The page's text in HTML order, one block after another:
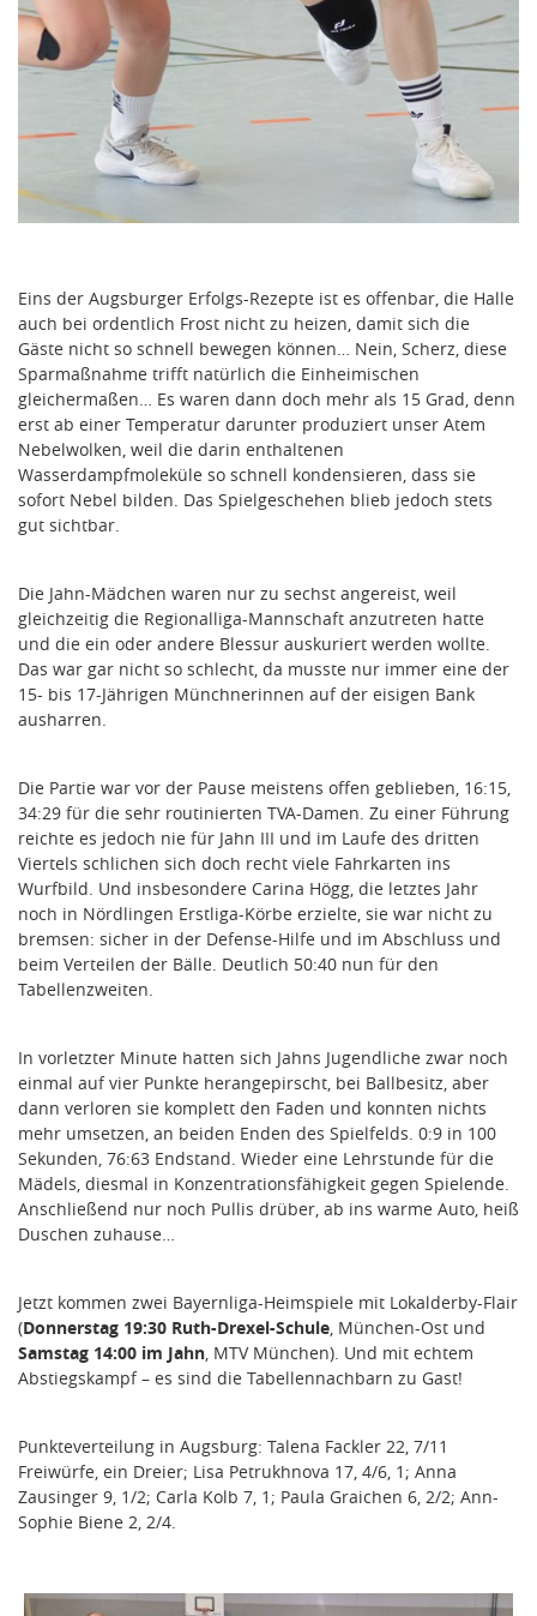
Eins der Augsburger Erfolgs-Rezepte ist es offenbar, die Halle
auch bei ordentlich Frost nicht zu heizen, damit sich die
Gäste nicht so schnell bewegen können… Nein, Scherz, diese
Sparmaßnahme trifft natürlich die Einheimischen
gleichermaßen… Es waren dann doch mehr als 15 Grad, denn
erst ab einer Temperatur darunter produziert unser Atem
Nebelwolken, weil die darin enthaltenen
Wasserdampfmoleküle so schnell kondensieren, dass sie
sofort Nebel bilden. Das Spielgeschehen blieb jedoch stets
gut sichtbar.
Die Jahn-Mädchen waren nur zu sechst angereist, weil
gleichzeitig die Regionalliga-Mannschaft anzutreten hatte
und die ein oder andere Blessur auskuriert werden wollte.
Das war gar nicht so schlecht, da musste nur immer eine der
15- bis 17-Jährigen Münchnerinnen auf der eisigen Bank
ausharren.
Die Partie war vor der Pause meistens offen geblieben, 16:15,
34:29 für die sehr routinierten TVA-Damen. Zu einer Führung
reichte es jedoch nie für Jahn III und im Laufe des dritten
Viertels schlichen sich doch recht viele Fahrkarten ins
Wurfbild. Und insbesondere Carina Högg, die letztes Jahr
noch in Nördlingen Erstliga-Körbe erzielte, sie war nicht zu
bremsen: sicher in der Defense-Hilfe und im Abschluss und
beim Verteilen der Bälle. Deutlich 50:40 nun für den
Tabellenzweiten.
In vorletzter Minute hatten sich Jahns Jugendliche zwar noch
einmal auf vier Punkte herangepirscht, bei Ballbesitz, aber
dann verloren sie komplett den Faden und konnten nichts
mehr umsetzen, an beiden Enden des Spielfelds. 0:9 in 100
Sekunden, 76:63 Endstand. Wieder eine Lehrstunde für die
Mädels, diesmal in Konzentrationsfähigkeit gegen Spielende.
Anschließend nur noch Pullis drüber, ab ins warme Auto, heiß
Duschen zuhause…
Jetzt kommen zwei Bayernliga-Heimspiele mit Lokalderby-Flair
(Donnerstag 19:30 Ruth-Drexel-Schule, München-Ost und
Samstag 14:00 im Jahn, MTV München). Und mit echtem
Abstiegskampf – es sind die Tabellennachbarn zu Gast!
Punkteverteilung in Augsburg: Talena Fackler 22, 7/11
Freiwürfe, ein Dreier; Lisa Petrukhnova 17, 4/6, 1; Anna
Zausinger 9, 1/2; Carla Kolb 7, 1; Paula Graichen 6, 2/2; Ann-
Sophie Biene 2, 2/4.